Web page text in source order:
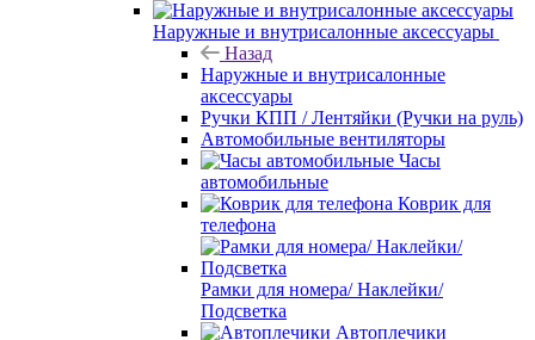
Наружные и внутрисалонные аксессуары
Назад
Наружные и внутрисалонные
аксессуары
Ручки КПП / Лентяйки (Ручки на руль)
Автомобильные вентиляторы
Часы
автомобильные
Коврик для
телефона
Рамки для номера/ Наклейки/
Подсветка
Автоплечики